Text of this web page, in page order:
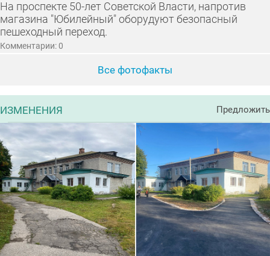
На проспекте 50-лет Советской Власти, напротив
магазина "Юбилейный" оборудуют безопасный
пешеходный переход.
Комментарии: 0
Все фотофакты
ИЗМЕНЕНИЯ Предложить